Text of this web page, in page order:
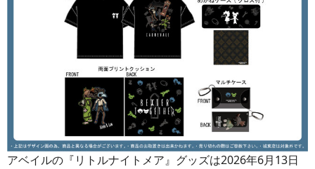
アベイルの『リトルナイトメア』グッズは2026年6月13日